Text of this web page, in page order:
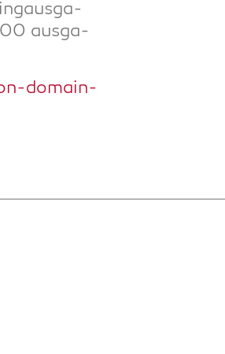
aus­ga­
domain-